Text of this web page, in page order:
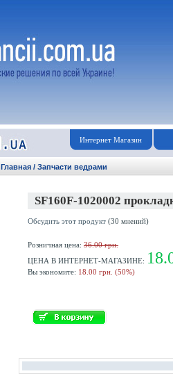
Интернет Магазин
Главная / Запчасти ведрами
SF160F-1020002
Обсудить этот продукт (30 мнений)
Розничная цена: 36.00 грн.
ЦЕНА В ИНТЕРНЕТ-МАГАЗИНЕ:
Вы экономите: 18.00 грн. (50%)